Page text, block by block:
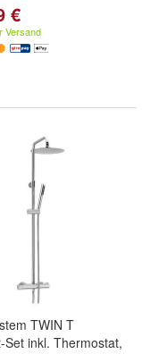
€
Versand
TWIN T
Set inkl. Thermostat,